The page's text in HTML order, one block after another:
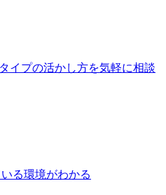
イプの活かし方を気軽に相談
る環境がわかる